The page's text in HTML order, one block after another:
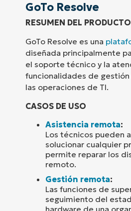
GoTo Resolve
RESUMEN DEL PRODUCTO
GoTo Resolve es una
diseñada principalmente
el soporte técnico y la
funcionalidades de
las operaciones de TI.
CASOS DE USO
Asistencia remota:
Los técnicos pueden
solucionar cualquier
permite reparar los
remoto.
Gestión remota:
Las funciones de
seguimiento del
hardware de una
Company